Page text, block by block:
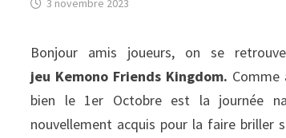
3 novembre 2023
Bonjour amis joueurs, on se
jeu Kemono Friends Kingdom. Comme
bien le 1er Octobre est la journée
nouvellement acquis pour la faire briller